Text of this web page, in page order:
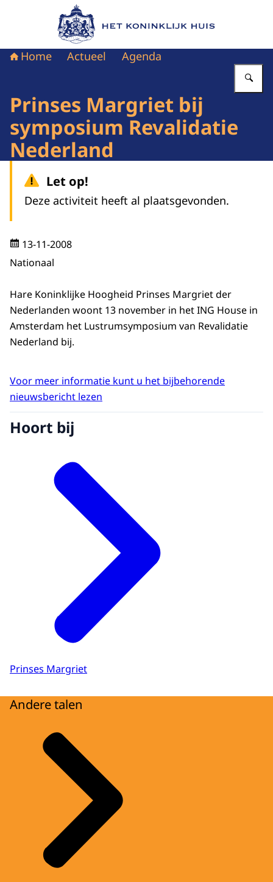
Naar de homepage van Het Koninklijk Huis
Home Actueel Agenda
Prinses Margriet bij
symposium Revalidatie
Nederland
Let op!
Deze activiteit heeft al plaatsgevonden.
13-11-2008
Nationaal
Hare Koninklijke Hoogheid Prinses Margriet der
Nederlanden woont 13 november in het ING House in
Amsterdam het Lustrumsymposium van Revalidatie
Nederland bij.
Voor meer informatie kunt u het bijbehorende
nieuwsbericht lezen
Hoort bij
Prinses Margriet
Andere talen